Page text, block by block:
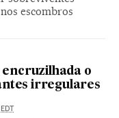
escombros
encruzilhada o
irregulares
EDT